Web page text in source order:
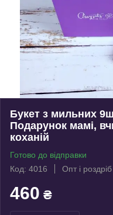
Букет з мильних
Подарунок мамі,
коханій
Готово до відправки
Код: 4016
Опт і роздріб
460 ₴